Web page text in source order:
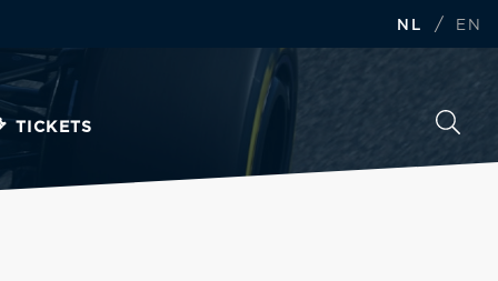
NL / EN
TICKETS